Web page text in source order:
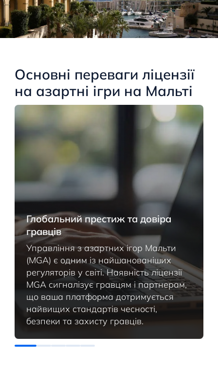
Основні переваги ліцензії
на азартні ігри на Мальті
Глобальний престиж та довіра
гравців
Управління з азартних ігор Мальти
(MGA) є одним із найшанованіших
регуляторів у світі. Наявність ліцензії
MGA сигналізує гравцям і партнерам,
що ваша платформа дотримується
найвищих стандартів чесності,
безпеки та захисту гравців.